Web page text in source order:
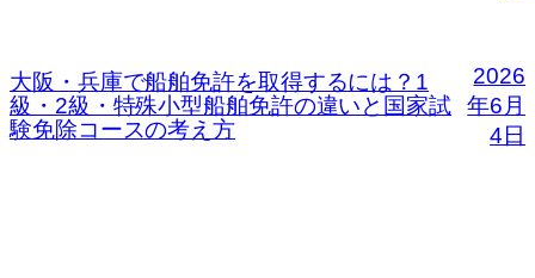
大阪・兵庫で船舶免許を取得するには？1
級・2級・特殊小型船舶免許の違いと国家試
験免除コースの考え方
2026
年6月
4日